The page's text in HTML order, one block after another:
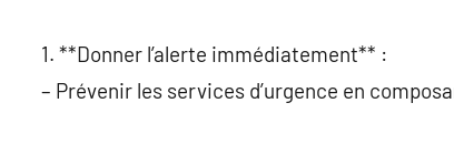
1. **Donner l’alerte immédiatement** :
– Prévenir les services d’urgence en